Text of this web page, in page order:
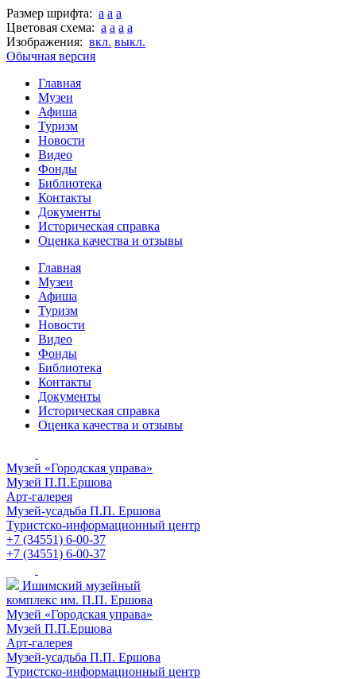
Размер шрифта: a a a
Цветовая схема: a a a a
Изображения: вкл. выкл.
Обычная версия
Главная
Музеи
Афиша
Туризм
Новости
Видео
Фонды
Библиотека
Контакты
Документы
Историческая справка
Оценка качества и отзывы
Главная
Музеи
Афиша
Туризм
Новости
Видео
Фонды
Библиотека
Контакты
Документы
Историческая справка
Оценка качества и отзывы
Музей «Городская управа»
Музей П.П.Ершова
Арт-галерея
Музей-усадьба П.П. Ершова
Туристско-информационный центр
+7 (34551) 6-00-37
+7 (34551) 6-00-37
Ишимский музейный
комплекс им. П.П. Ершова
Музей «Городская управа»
Музей П.П.Ершова
Арт-галерея
Музей-усадьба П.П. Ершова
Туристско-информационный центр